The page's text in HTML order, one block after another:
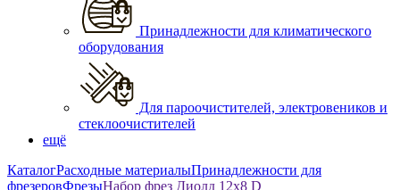
Принадлежности для климатического
оборудования
Для пароочистителей, электровеников и
стеклоочистителей
ещё
КаталогРасходные материалыПринадлежности для
фрезеровФрезыНабор фрез Диолд 12x8 D